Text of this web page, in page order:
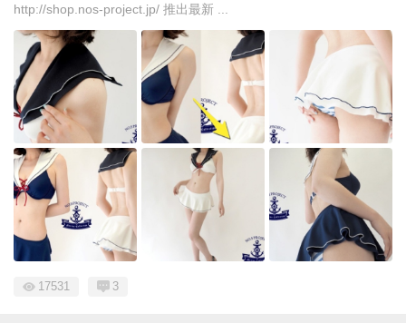
http://shop.nos-project.jp/ 推出最新 ...
17531 3